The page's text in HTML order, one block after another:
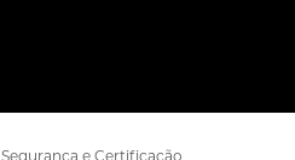
Segurança e Certificação